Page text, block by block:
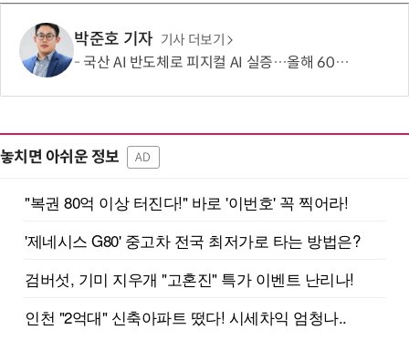
박준호 기자 기사 더보기
국산 AI 반도체로 피지컬 AI 실증…올해 600억 투입
놓치면 아쉬운 정보 AD